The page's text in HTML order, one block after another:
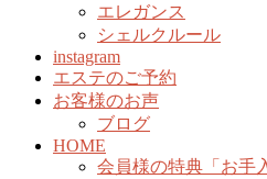
エレガンス
シェルクルール
instagram
エステのご予約
お客様のお声
ブログ
HOME
会員様の特典「お手